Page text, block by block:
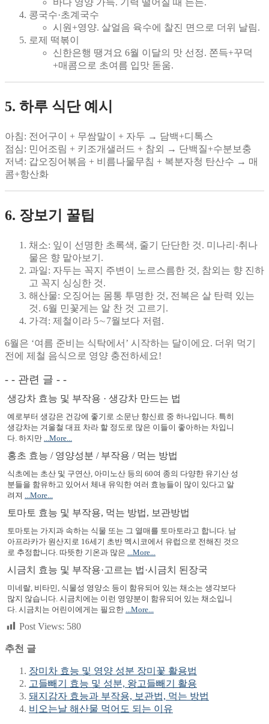
콩국수·초계국수
시원+영양. 살얼음 육수에 찰진 면으로 더위 날림.
로제 떡볶이
신한은행 땡겨요 6월 이달의 맛 선정. 쫀득+꾸덕
+매콤으로 초여름 입맛 돋움.
5. 하루 식단 예시
아침: 전어구이 + 무쌈말이 + 자두 → 담백+디톡스
점심: 민어조림 + 키조개샐러드 + 참외 → 단백질+수분보충
저녁: 갑오징어볶음 + 비름나물무침 + 복분자청 탄산수 → 매
콤+항산화
6. 장보기 꿀팁
채소: 잎이 선명한 초록색, 줄기 단단한 것. 미나리·취나
물은 향 맡아보기.
과일: 자두는 꼭지 주변이 노르스름한 것, 참외는 향 진하
고 꼭지 싱싱한 것.
해산물: 오징어는 몸통 투명한 것, 전복은 살 탄력 있는
것. 6월 민꽃게는 알 찬 것 고르기.
가격: 제철이라 5∼7월보다 저렴.
6월은 ‘여름 준비는 식탁에서’ 시작하는 달이에요. 더위 먹기
전에 제철 음식으로 영양 충전하세요!
- - 관련 글 - -
생강차 효능 및 부작용 · 생강차 만드는 법
예로부터 생강은 건강에 좋기로 소문난 향신료 중 하나입니다. 특히
생강차는 겨울철 대표 차라 할 정도로 많은 이들이 좋아하는 차입니
다. 하지만
...More...
홍초 효능 / 영양성분 / 부작용 / 먹는 방법
식초에는 초산 및 구연산, 아미노산 등의 60여 종의 다양한 유기산 성
분들을 함유하고 있어서 체내 유익한 여러 효능들이 많이 있다고 알
려져
...More...
토마토 효능 및 부작용, 먹는 방법, 보관방법
토마토는 가지과 속하는 식물 또는 그 열매를 토마토라고 합니다. 남
아프라카가 원산지로 16세기 초반 멕시코에서 유럽으로 전해진 것으
로 추정합니다. 따뜻한 기온과 많은
...More...
시금치 효능 및 부작용·고르는 법·시금치 된장국
미네랄, 비타민, 식물성 영양소 등이 함유되어 있는 채소는 생각보다
많지 않습니다. 시금치에는 이런 영양분이 함유되어 있는 채소입니
다. 시금치는 어린이에게는 필요한
...More...
Post Views: 580
추천 글
장미차 효능 및 영양 성분 장미꽃 활용법
고들빼기 효능 및 성분, 왕고들빼기 활용
돼지감자 효능과 부작용, 보관법, 먹는 방법
비오는날 해산물 먹어도 되는 이유